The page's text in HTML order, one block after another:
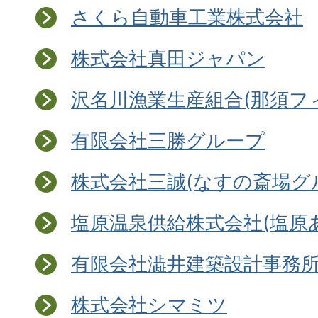
さくら自動車工業株式会社
株式会社真田ジャパン
沢名川漁業生産組合(那須
有限会社三勝グループ
株式会社三誠(なすの斎場グ
塩原温泉供給株式会社(塩原
有限会社澁井建築設計事務
株式会社シマミツ